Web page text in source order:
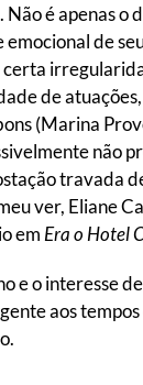
é apenas o
de
certa
de
(Marina
não
travada
ver, Eliane
em Era o Hotel
e o interesse de
aos